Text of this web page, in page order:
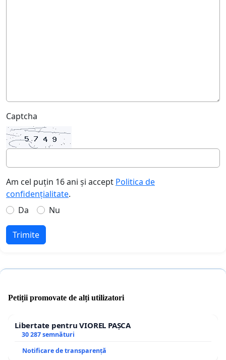
Captcha
Am cel puțin 16 ani și accept Politica de
confidențialitate.
Da
Nu
Trimite
Petiții promovate de alți utilizatori
Libertate pentru VIOREL PAȘCA
30 287 semnături
Notificare de transparență